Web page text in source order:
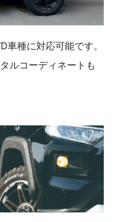
車種に対応可能です。
ルコーディネートも